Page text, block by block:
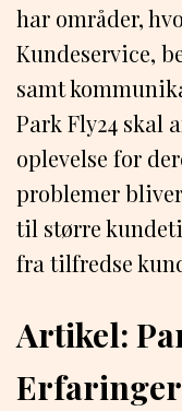
har områder,
Kundeservice,
samt
Park Fly24 skal
oplevelse for
problemer
til større
fra tilfredse
Artikel: